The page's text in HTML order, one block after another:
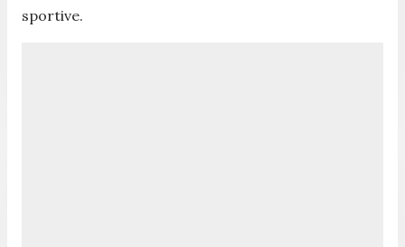
sportive.